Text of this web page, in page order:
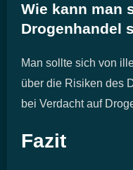
Wie kann man
Drogenhandel
Man sollte sich von
über die Risiken des
bei Verdacht auf
Fazit